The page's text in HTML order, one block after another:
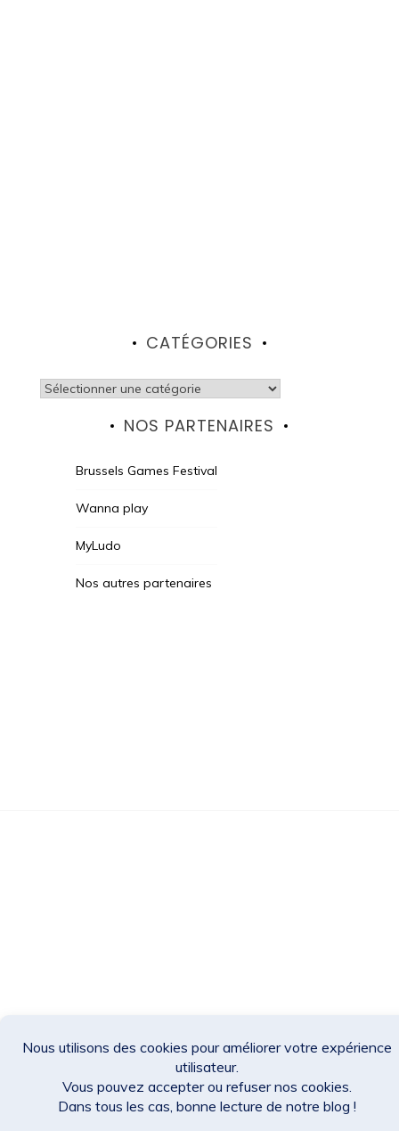
CATÉGORIES
Catégories
NOS PARTENAIRES
Brussels Games Festival
Wanna play
MyLudo
Nos autres partenaires